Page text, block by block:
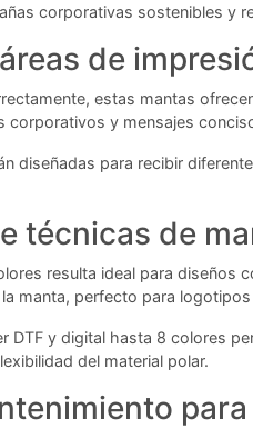
corporativas sostenibles y
de
estas mantas
corporativos y mensajes
diseñadas para recibir
técnicas de
resulta ideal para diseños
manta, perfecto para
DTF y digital hasta 8 colores
del material polar.